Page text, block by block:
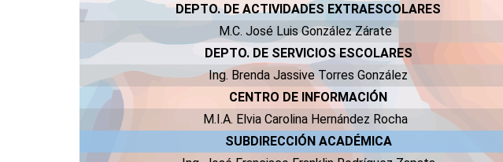
DEPTO. DE ACTIVIDADES EXTRAESCOLARES
M.C. José Luis González Zárate
DEPTO. DE SERVICIOS ESCOLARES
Ing. Brenda Jassive Torres González
CENTRO DE INFORMACIÓN
M.I.A. Elvia Carolina Hernández Rocha
SUBDIRECCIÓN ACADÉMICA